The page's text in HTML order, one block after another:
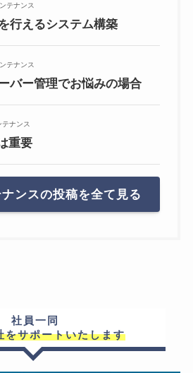
テナンス
行えるシステム構築
テナンス
バー管理でお悩みの場合
テナンス
重要
ンスの投稿を全て見る
社員一同
をサポートいたします